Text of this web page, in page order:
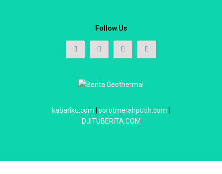
Follow Us
kabariku.com sorotmerahputih.com
DJITUBERITA.COM